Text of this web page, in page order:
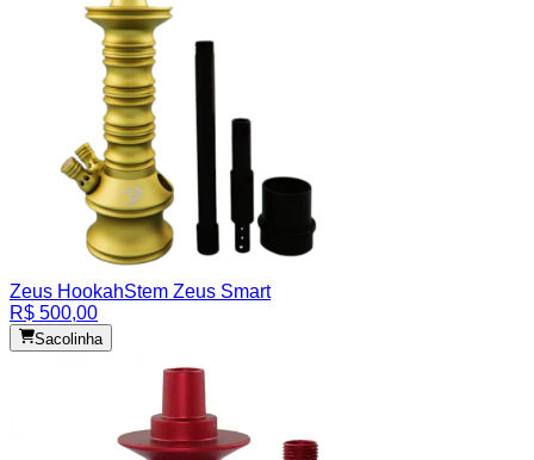
Zeus HookahStem Zeus Smart
R$ 500,00
Sacolinha